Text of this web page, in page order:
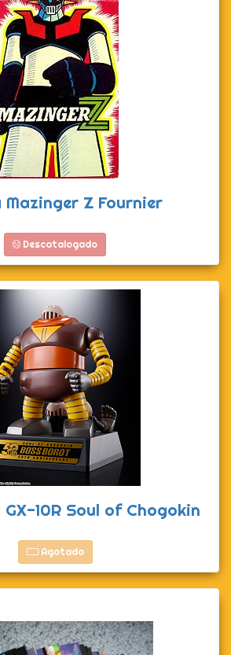
Z Fournier
Descatalogado
10R Soul of Chogokin
Agotado